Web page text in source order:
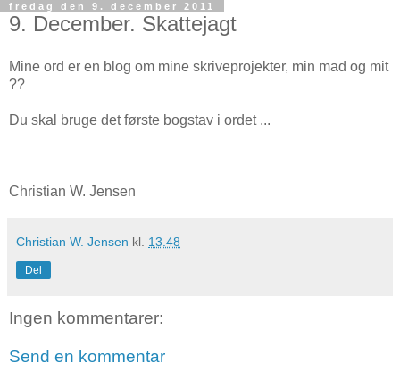
fredag den 9. december 2011
9. December. Skattejagt
Mine ord er en blog om mine skriveprojekter, min mad og mit
??
Du skal bruge det første bogstav i ordet ...
Christian W. Jensen
Christian W. Jensen kl. 13.48
Del
Ingen kommentarer:
Send en kommentar